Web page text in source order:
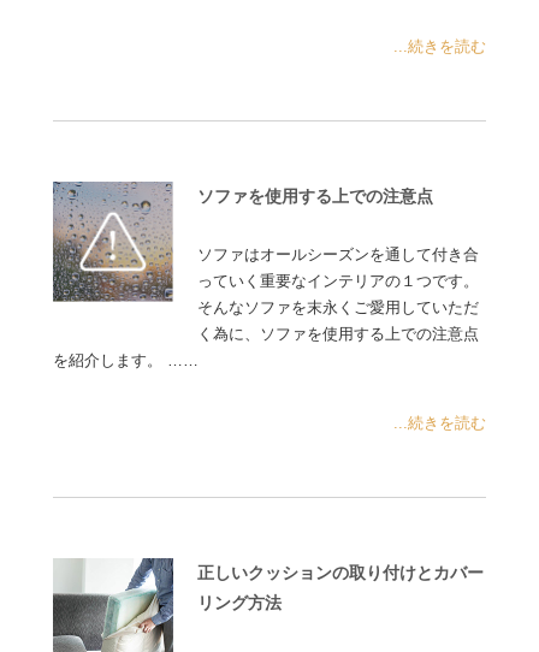
...続きを読む
ソファを使用する上での注意点
ソファはオールシーズンを通して付き合
っていく重要なインテリアの１つです。
そんなソファを末永くご愛用していただ
く為に、ソファを使用する上での注意点
を紹介します。 ……
...続きを読む
正しいクッションの取り付けとカバー
リング方法